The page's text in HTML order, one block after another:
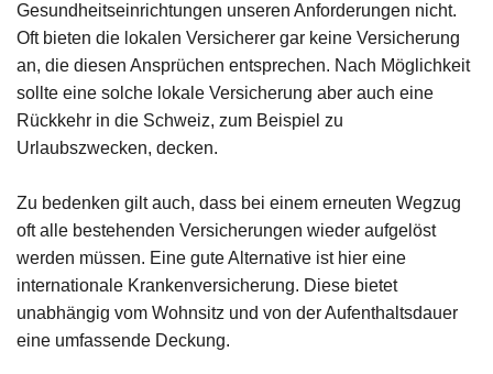
Gesundheitseinrichtungen unseren Anforderungen nicht.
Oft bieten die lokalen Versicherer gar keine Versicherung
an, die diesen Ansprüchen entsprechen. Nach Möglichkeit
sollte eine solche lokale Versicherung aber auch eine
Rückkehr in die Schweiz, zum Beispiel zu
Urlaubszwecken, decken.
Zu bedenken gilt auch, dass bei einem erneuten Wegzug
oft alle bestehenden Versicherungen wieder aufgelöst
werden müssen. Eine gute Alternative ist hier eine
internationale Krankenversicherung. Diese bietet
unabhängig vom Wohnsitz und von der Aufenthaltsdauer
eine umfassende Deckung.